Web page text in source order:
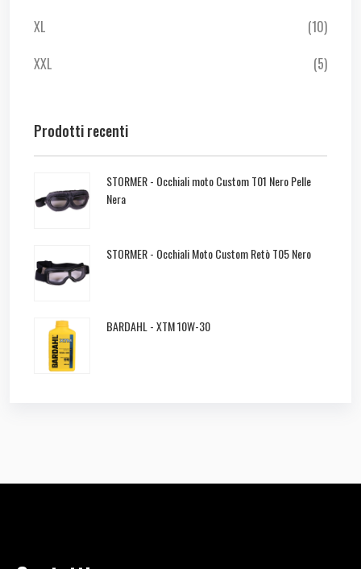
XL
(10)
XXL
(5)
Prodotti recenti
STORMER - Occhiali moto Custom T01 Nero Pelle
Nera
STORMER - Occhiali Moto Custom Retò T05 Nero
BARDAHL - XTM 10W-30